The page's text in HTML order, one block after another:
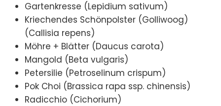
Gartenkresse (Lepidium sativum)
Kriechendes Schönpolster (Golliwoog)
(Callisia repens)
Möhre + Blätter (Daucus carota)
Mangold (Beta vulgaris)
Petersilie (Petroselinum crispum)
Pok Choi (Brassica rapa ssp. chinensis)
Radicchio (Cichorium)